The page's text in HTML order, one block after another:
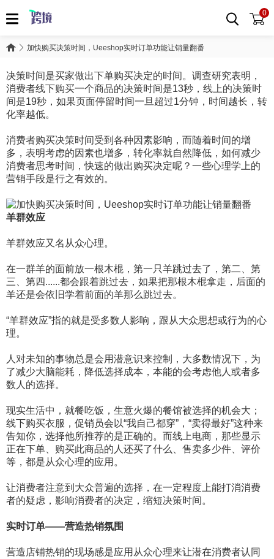
0
加快购买决策时间，Ueeshop实时订单功能让销量翻番
决策时间是买家做出下单购买决定的时间。调查研究表明，
消费者线下购买一个商品的决策时间是13秒，线上的决策时
间是19秒，如果页面停留时间一旦超过1分钟，时间越长，转
化率越低。
消费者购买决策时间受到各种因素影响，而随着时间的增
多，表明考虑的因素也增多，转化率就自然降低，如何减少
消费者思考时间，快速的做出购买决定呢？一些心理学上的
营销手段是行之有效的。
羊群效应
羊群效应又名从众心理。
在一群羊的面前放一根木棍，第一只羊跳过去了，第二、第
三、第四......都会跟着跳过去，如果把那根木棍拿走，后面的
羊还是会依旧学着前面的羊那么跳过去。
“羊群效应”指的就是受多数人影响，跟从大众思想或行为的心
理。
人对未知的事物总是会用潜意识来控制，大多数情况下，为
了减少大脑能耗，降低选择成本，本能的会考虑他人或者多
数人的选择。
现实生活中，就餐吃饭，生意火爆的餐馆被选择的机会大；
线下购买衣服，促销员会以“我自己都穿”，“卖得最好”这种来
告知你，选择他所推荐的是正确的。而线上电商，那些显示
正在下单、购买此商品的人还买了什么、售卖多少件、评价
等，都是从众心理的应用。
让消费者注意到大众普遍的选择，在一定程度上能打消消费
者的疑虑，影响消费者的决定，缩短决策时间。
实时订单——营造热销氛围
营造店铺热销的现场感是应用从众心理来让潜在消费者认同